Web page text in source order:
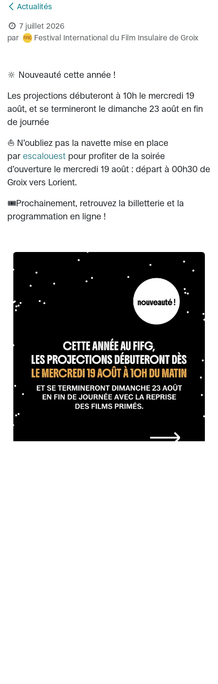
Actualités
7 juillet 2026
par
Festival International du Film Insulaire de Groix
🔆 Nouveauté cette année !
Les projections débuteront à 10h le mercredi 19
août, et se termineront le dimanche 23 août en fin
de journée
⛵️ N’oubliez pas la navette mise en place
par escalouest pour profiter de la soirée
d’ouverture le mercredi 19 août : départ à 00h30 de
Groix vers Lorient.
🎟️Prochainement, retrouvez la billetterie et la
programmation en ligne !
Précédent